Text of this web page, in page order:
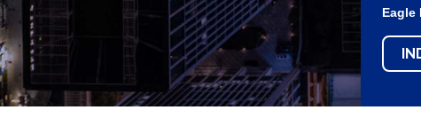
Eagle